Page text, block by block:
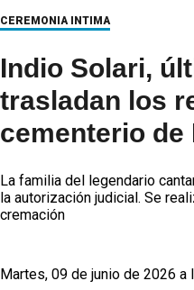
CEREMONIA INTIMA
Indio Solari,
trasladan los
cementerio de
La familia del legendario
la autorización judicial. Se
cremación
Martes, 09 de junio de 2026 a